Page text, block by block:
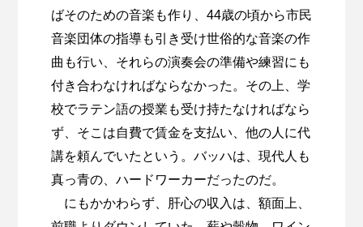
ばそのための音楽も作り、44歳の頃から市民
音楽団体の指導も引き受け世俗的な音楽の作
曲も行い、それらの演奏会の準備や練習にも
付き合わなければならなかった。その上、学
校でラテン語の授業も受け持たなければなら
ず、そこは自費で賃金を支払い、他の人に代
講を頼んでいたという。バッハは、現代人も
真っ青の、ハードワーカーだったのだ。
にもかかわらず、肝心の収入は、額面上、